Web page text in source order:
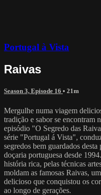
Portugal à Vista
Raivas
Season 3, Episode 16 • 21m
Mergulhe numa viagem
tradição e sabor se encontram
episódio "O Segredo das
série "Portugal á Vista",
segredos bem guardados
doçaria portuguesa desde
história rica, pelas técnicas
moldam as famosas Raivas,
delicioso que conquistou os
ao longo de gerações.